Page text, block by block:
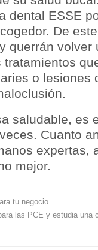
dental ESSE
De
querrán volver
o lesiones
saludable, es
Cuanto
expertas,
mejor.
tu negocio
las PCE y estudia una